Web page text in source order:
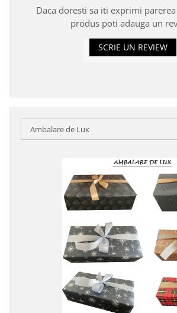
Daca doresti sa iti exprimi
produs poti adauga un
SCRIE UN REVIEW
Ambalare de Lux